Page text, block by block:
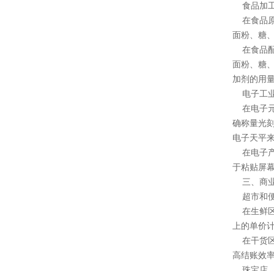
食品加
在食品
面粉、糖
在食品
面粉、糖
加剂的用
电子工
在电子
确称量光
电子天平
在电子
于粘贴屏
三、商
超市和
在生鲜
上的单价
在干货
高结账效